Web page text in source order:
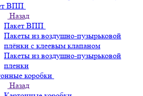
ВПП
Назад
Пакет ВПП
Пакеты из воздушно-пузырьковой
плёнки с клеевым клапаном
Пакеты из воздушно-пузырьковой
пленки
коробки
Назад